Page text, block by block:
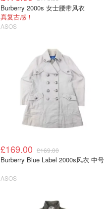
Burberry 2000s 女士腰带风衣
真复古感！
ASOS
£169.00 £169.00
Burberry Blue Label 2000s风衣 中号
ASOS